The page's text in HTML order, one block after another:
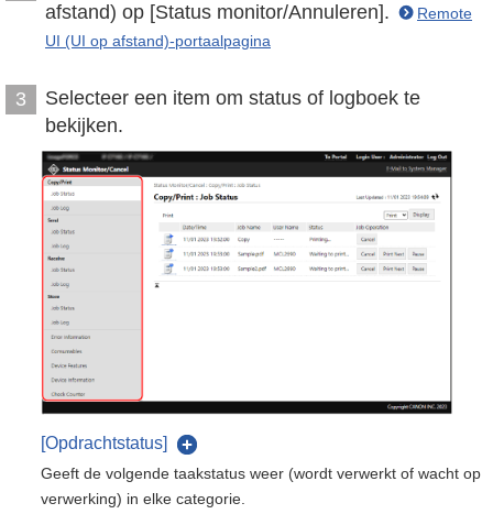
afstand) op [Status monitor/Annuleren].
Remote
UI (UI op afstand)-portaalpagina
3
Selecteer een item om status of logboek te
bekijken.
[Opdrachtstatus]
Geeft de volgende taakstatus weer (wordt verwerkt of wacht op
verwerking) in elke categorie.